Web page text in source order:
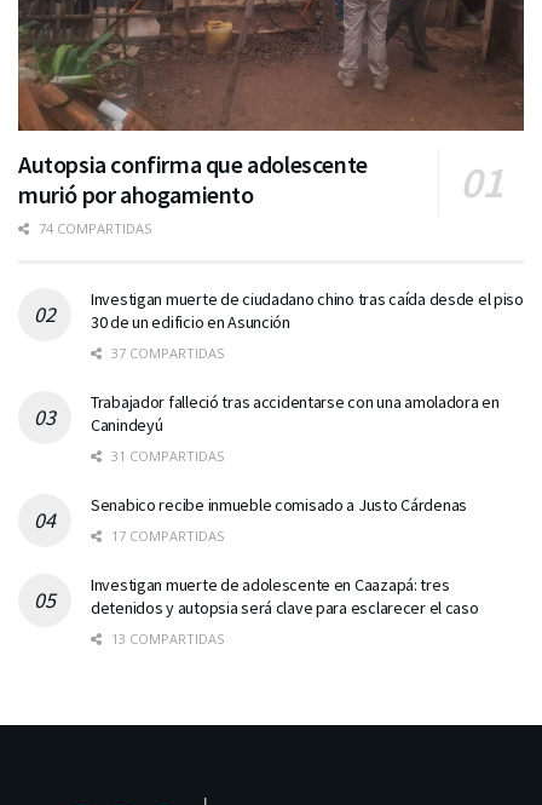
Autopsia confirma que adolescente
murió por ahogamiento
74 COMPARTIDAS
Investigan muerte de ciudadano chino tras caída desde el piso
30 de un edificio en Asunción
37 COMPARTIDAS
Trabajador falleció tras accidentarse con una amoladora en
Canindeyú
31 COMPARTIDAS
Senabico recibe inmueble comisado a Justo Cárdenas
17 COMPARTIDAS
Investigan muerte de adolescente en Caazapá: tres
detenidos y autopsia será clave para esclarecer el caso
13 COMPARTIDAS